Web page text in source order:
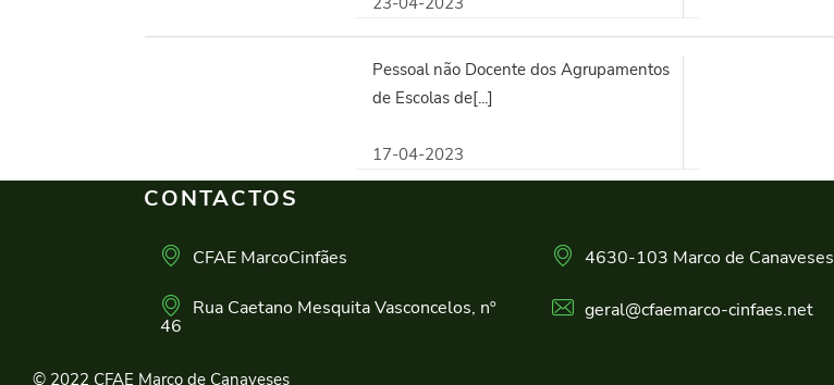
Pessoal não Docente dos Agrupamentos
de Escolas de[...]
17-04-2023
CONTACTOS
CFAE MarcoCinfães
Rua Caetano Mesquita Vasconcelos, nº
46
4630-103 Marco de Canaveses
geral@cfaemarco-cinfaes.net
© 2022 CFAE Marco de Canaveses